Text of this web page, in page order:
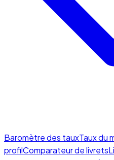
Baromètre des tauxTaux du
profilComparateur de livrets